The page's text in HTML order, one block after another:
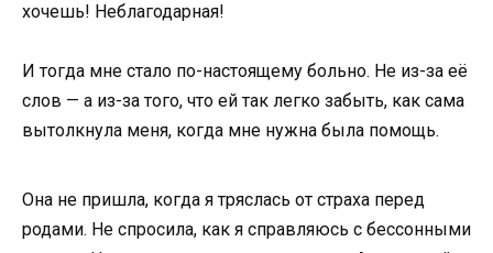
хочешь! Неблагодарная!
И тогда мне стало по-настоящему больно. Не из-за её
слов — а из-за того, что ей так легко забыть, как сама
вытолкнула меня, когда мне нужна была помощь.
Она не пришла, когда я тряслась от страха перед
родами. Не спросила, как я справляюсь с бессонными